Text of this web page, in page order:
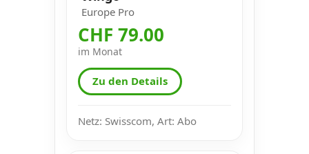
Europe Pro
CHF 79.00
im Monat
Zu den Details
Netz: Swisscom, Art: Abo